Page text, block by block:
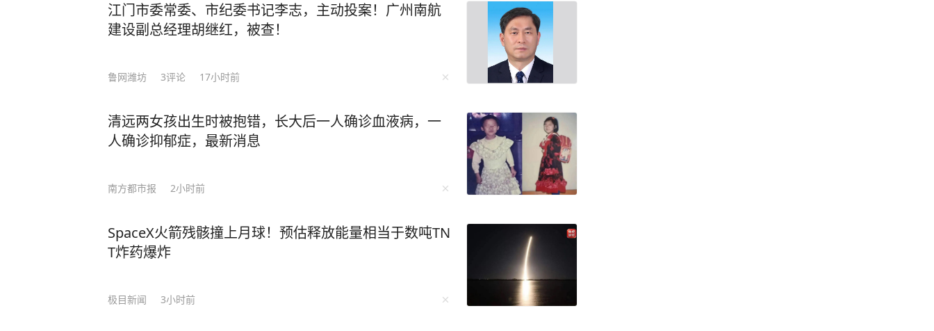
江门市委常委、市纪委书记李志，主动投案！广州南航
建设副总经理胡继红，被查！
鲁网潍坊 3评论 17小时前
清远两女孩出生时被抱错，长大后一人确诊血液病，一
人确诊抑郁症，最新消息
南方都市报 2小时前
SpaceX火箭残骸撞上月球！预估释放能量相当于数吨TN
T炸药爆炸
极目新闻 3小时前